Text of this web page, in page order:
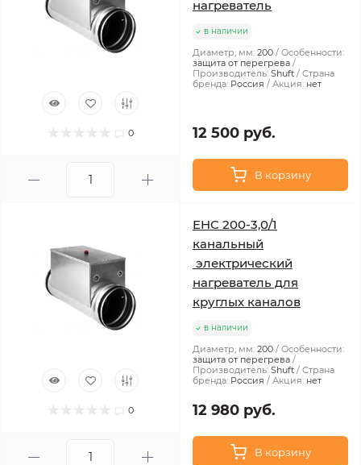
0
нагреватель
в наличии
Диаметр, мм: 200
Особенности:
защита от перегрева
Производитель: Shuft
Страна
бренда: Россия Акция: нет
12 500 руб.
В корзину
0
EHC 200-3,0/1
канальный
электрический
нагреватель для
круглых каналов
в наличии
Диаметр, мм: 200
Особенности:
защита от перегрева
Производитель: Shuft
Страна
бренда: Россия Акция: нет
12 980 руб.
В корзину